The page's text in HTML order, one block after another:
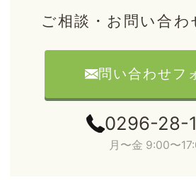
ご相談・お問い合わ
問い合わせフ
0296-28-
月〜金 9:00〜